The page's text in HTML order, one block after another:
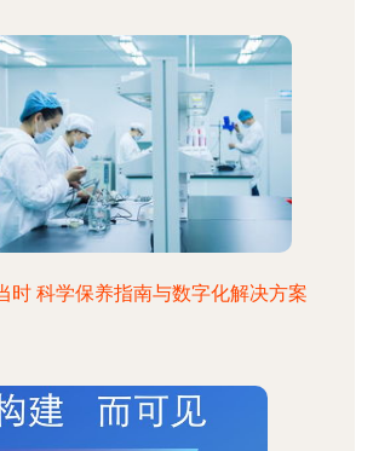
时 科学保养指南与数字化解决方案